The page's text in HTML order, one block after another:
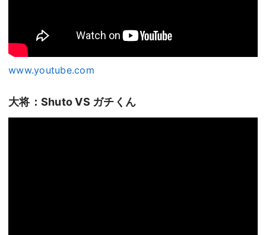
www.youtube.com
大将：Shuto VS ガチくん